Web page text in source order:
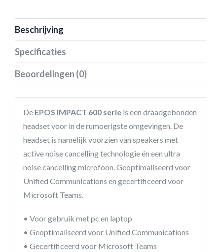
Beschrijving
Specificaties
Beoordelingen (0)
De EPOS IMPACT 600 serie is een draadgebonden
headset voor in de rumoerigste omgevingen. De
headset is namelijk voorzien van speakers met
active noise cancelling technologie én een ultra
noise cancelling microfoon. Geoptimaliseerd voor
Unified Communications en gecertificeerd voor
Microsoft Teams.
• Voor gebruik met pc en laptop
• Geoptimaliseerd voor Unified Communications
• Gecertificeerd voor Microsoft Teams